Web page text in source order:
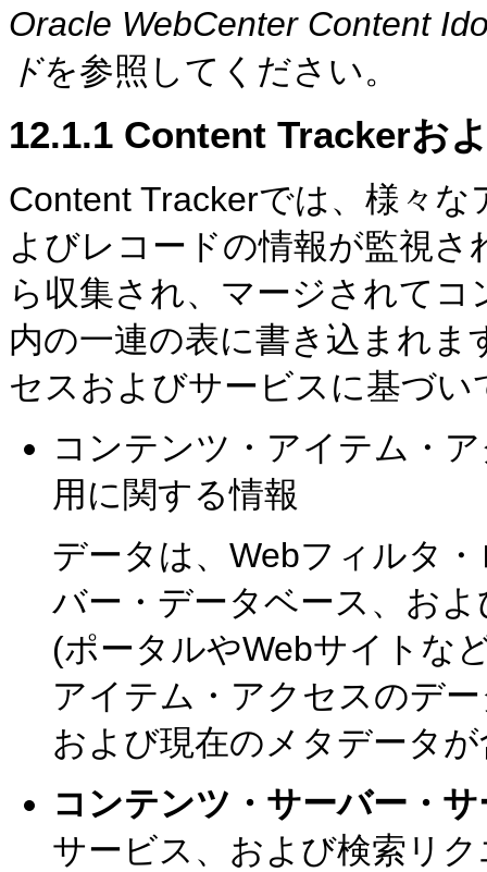
Oracle WebCenter Content
ドを参照してください。
12.1.1 Content Trackerお
Content Trackerでは、様々
よびレコードの情報が監視
ら収集され、マージされて
内の一連の表に書き込まれま
セスおよびサービスに基づ
コンテンツ・アイテム・
用に関する情報
データは、Webフィルタ
バー・データベース、お
(ポータルやWebサイトな
アイテム・アクセスのデ
および現在のメタデータ
コンテンツ・サーバー・
サービス、および検索リ